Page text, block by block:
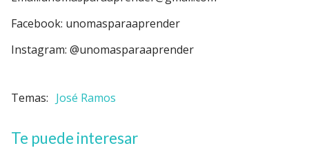
Facebook: unomasparaaprender
Instagram: @unomasparaaprender
José Ramos
Te puede interesar